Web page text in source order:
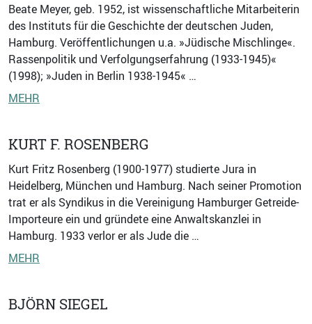
Beate Meyer, geb. 1952, ist wissenschaftliche Mitarbeiterin
des Instituts für die Geschichte der deutschen Juden,
Hamburg. Veröffentlichungen u.a. »Jüdische Mischlinge«.
Rassenpolitik und Verfolgungserfahrung (1933-1945)«
(1998); »Juden in Berlin 1938-1945« …
MEHR
KURT F. ROSENBERG
Kurt Fritz Rosenberg (1900-1977) studierte Jura in
Heidelberg, München und Hamburg. Nach seiner Promotion
trat er als Syndikus in die Vereinigung Hamburger Getreide-
Importeure ein und gründete eine Anwaltskanzlei in
Hamburg. 1933 verlor er als Jude die …
MEHR
BJÖRN SIEGEL